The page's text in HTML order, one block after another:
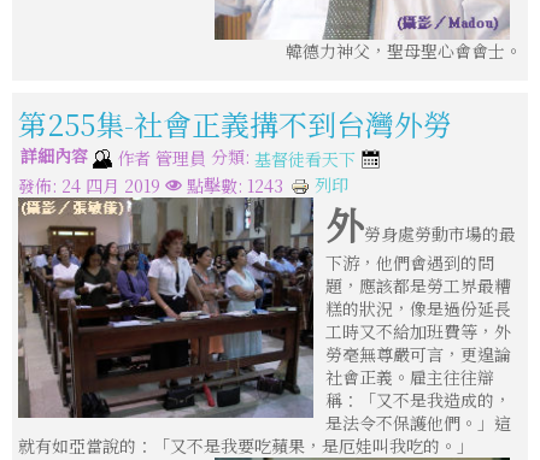
韓德力神父，聖母聖心會會士。
第255集-社會正義搆不到台灣外勞
詳細內容 作者 管理員 分類: 基督徒看天下
發佈: 24 四月 2019
點擊數: 1243 列印
外勞身處勞動市場的最
下游，他們會遇到的問
題，應該都是勞工界最糟
糕的狀況，像是過份延長
工時又不給加班費等，外
勞毫無尊嚴可言，更遑論
社會正義。雇主往往辯
稱：「又不是我造成的，
是法令不保護他們。」這
就有如亞當說的：「又不是我要吃蘋果，是厄娃叫我吃的。」